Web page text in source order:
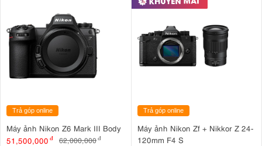
Trả góp online
Máy ảnh Nikon Z6 Mark III Body
51,500,000 đ 62,000,000đ
Trả góp online
Máy ảnh Nikon Zf + Nikkor Z 24-
120mm F4 S